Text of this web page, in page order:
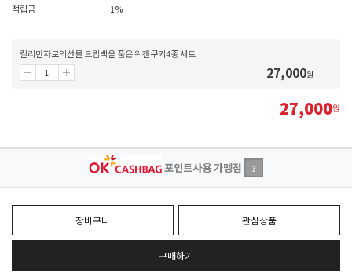
적립금
1%
킬리만자로의선물 드립백을 품은 위캔쿠키4종 세트
27,000원
27,000원
포인트사용 가맹점 ?
장바구니 관심상품
구매하기